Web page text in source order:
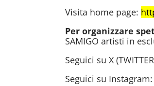
Visita home page:
Per organizzare
SAMIGO artisti in
Seguici su X
Seguici su Instagram: